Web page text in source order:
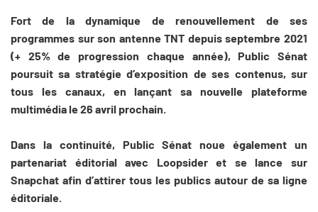
Fort de la dynamique de renouvellement de ses
programmes sur son antenne TNT depuis septembre 2021
(+ 25% de progression chaque année), Public Sénat
poursuit sa stratégie d’exposition de ses contenus, sur
tous les canaux, en lançant sa nouvelle plateforme
multimédia le 26 avril prochain.
Dans la continuité, Public Sénat noue également un
partenariat éditorial avec Loopsider et se lance sur
Snapchat afin d’attirer tous les publics autour de sa ligne
éditoriale.